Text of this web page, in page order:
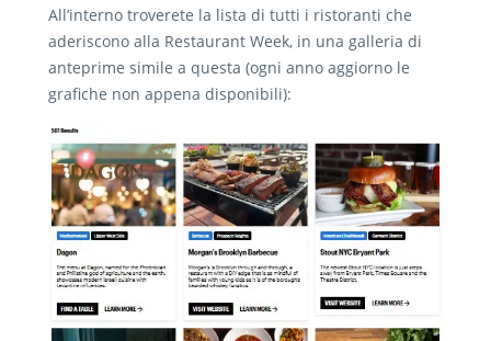
All’interno troverete la lista di tutti i ristoranti che
aderiscono alla Restaurant Week, in una galleria di
anteprime simile a questa (ogni anno aggiorno le
grafiche non appena disponibili):